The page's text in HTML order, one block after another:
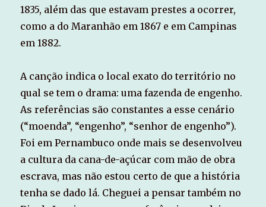
1835, além das que estavam prestes a ocorrer,
como a do Maranhão em 1867 e em Campinas
em 1882.
A canção indica o local exato do território no
qual se tem o drama: uma fazenda de engenho.
As referências são constantes a esse cenário
(“moenda”, “engenho”, “senhor de engenho”).
Foi em Pernambuco onde mais se desenvolveu
a cultura da cana-de-açúcar com mão de obra
escrava, mas não estou certo de que a história
tenha se dado lá. Cheguei a pensar também no